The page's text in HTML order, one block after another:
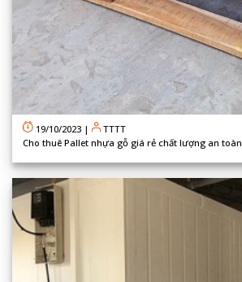
19/10/2023 |
TTTT
Cho thuê Pallet nhựa gỗ giá rẻ chất lượng an toàn